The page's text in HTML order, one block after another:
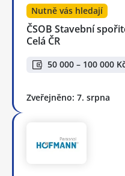
Nutně vás hledají
ČSOB Stavební
Celá ČR
50 000 – 100 000
Zveřejněno: 7. srpna